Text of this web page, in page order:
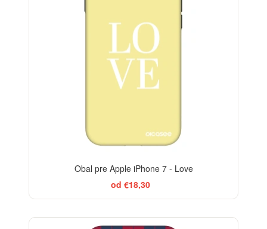
Obal pre Apple iPhone 7 - Love
od €18,30